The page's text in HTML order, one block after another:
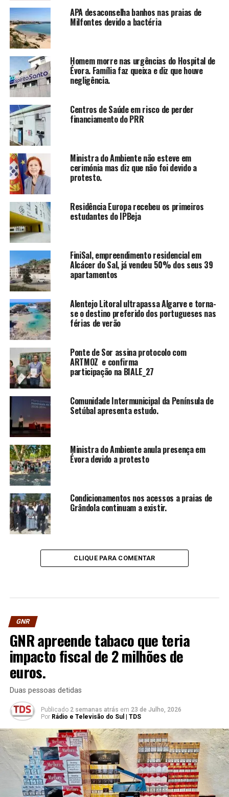
APA desaconselha banhos nas praias de
Milfontes devido a bactéria
Homem morre nas urgências do Hospital de
Évora. Família faz queixa e diz que houve
negligência.
Centros de Saúde em risco de perder
financiamento do PRR
Ministra do Ambiente não esteve em
cerimónia mas diz que não foi devido a
protesto.
Residência Europa recebeu os primeiros
estudantes do IPBeja
FiniSal, empreendimento residencial em
Alcácer do Sal, já vendeu 50% dos seus 39
apartamentos
Alentejo Litoral ultrapassa Algarve e torna-
se o destino preferido dos portugueses nas
férias de verão
Ponte de Sor assina protocolo com
ARTMOZ e confirma
participação na BIALE_27
Comunidade Intermunicipal da Península de
Setúbal apresenta estudo.
Ministra do Ambiente anula presença em
Évora devido a protesto
Condicionamentos nos acessos a praias de
Grândola continuam a existir.
CLIQUE PARA COMENTAR
GNR
GNR apreende tabaco que teria
impacto fiscal de 2 milhões de
euros.
Duas pessoas detidas
Publicado 2 semanas atrás em 23 de Julho, 2026
Por Rádio e Televisão do Sul | TDS